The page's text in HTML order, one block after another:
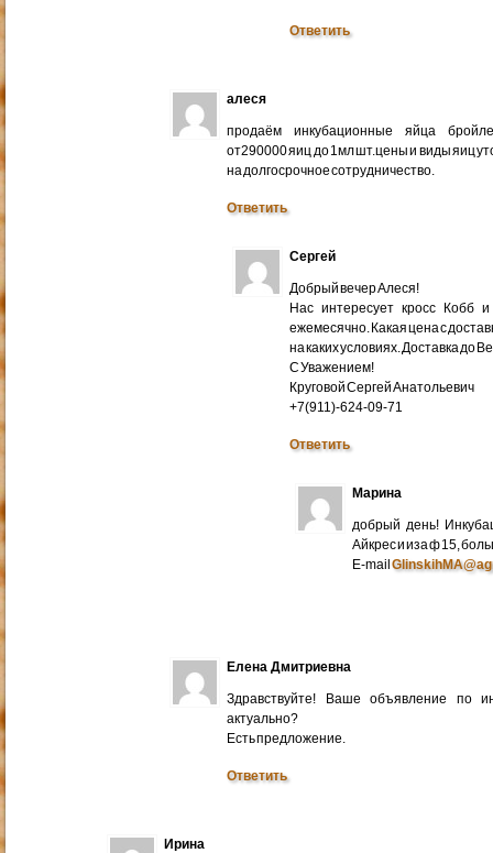
Ответить
алеся
продаём инкубационные яйца
от290000 яиц до 1мл шт.цены и виды яиц
на долгосрочное сотрудничество.
Ответить
Сергей
Добрый вечер Алеся!
Нас интересует кросс Кобб
ежемесячно. Какая цена с
на каких условиях. Доставка до
С Уважением!
Круговой Сергей Анатольевич
+7(911)-624-09-71
Ответить
Марина
добрый день!
Айкрес и иза ф 15,
E-mail
Елена Дмитриевна
Здравствуйте! Ваше объявление по
актуально?
Есть предложение.
Ответить
Ирина